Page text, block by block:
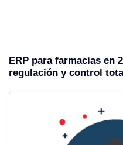
ERP para farmacias en
regulación y control